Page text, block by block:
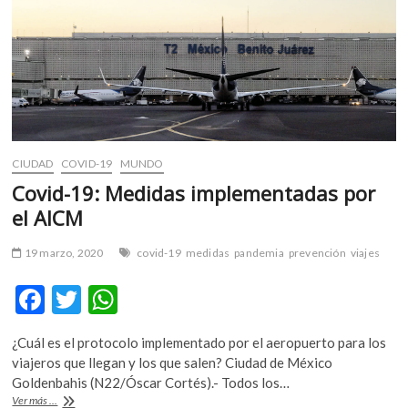
CIUDAD COVID-19 MUNDO
Covid-19: Medidas implementadas por
el AICM
19 marzo, 2020 covid-19 medidas pandemia prevención viajes
F
ac
e
b
T
w
itt
er
h
at
s
¿Cuál es el protocolo implementado por el aeropuerto para los
viajeros que llegan y los que salen? Ciudad de México
Goldenbahis (N22/Óscar Cortés).- Todos los…
Ver más ...
Covid-